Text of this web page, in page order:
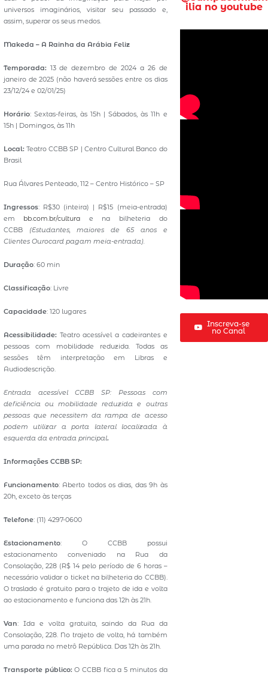
universos imaginários, visitar seu passado e,
assim, superar os seus medos.
Makeda – A Rainha da Arábia Feliz
Temporada: 13 de dezembro de 2024 a 26 de
janeiro de 2025 (não haverá sessões entre os dias
23/12/24 e 02/01/25)
Horário: Sextas-feiras, às 15h | Sábados, às 11h e
15h | Domingos, às 11h
Local:Teatro CCBB SP | Centro Cultural Banco do
Brasil
Rua Álvares Penteado, 112 – Centro Histórico – SP
Ingressos: R$30 (inteira) | R$15 (meia-entrada)
em bb.com.br/cultura e na bilheteria do
CCBB (Estudantes, maiores de 65 anos e
Clientes Ourocard pagam meia-entrada).
Duração: 60 min
Classificação: Livre
Capacidade: 120 lugares
Acessibilidade: Teatro acessível a cadeirantes e
pessoas com mobilidade reduzida. Todas as
sessões têm interpretação em Libras e
Audiodescrição.
Entrada acessível CCBB SP: Pessoas com
deficiência ou mobilidade reduzida e outras
pessoas que necessitem da rampa de acesso
podem utilizar a porta lateral localizada à
esquerda da entrada principal.
Informações CCBB SP:
Funcionamento: Aberto todos os dias, das 9h às
20h, exceto às terças
Telefone: (11) 4297-0600
Estacionamento: O CCBB possui
estacionamento conveniado na Rua da
Consolação, 228 (R$ 14 pelo período de 6 horas –
necessário validar o ticket na bilheteria do CCBB).
O traslado é gratuito para o trajeto de ida e volta
ao estacionamento e funciona das 12h às 21h.
Van: Ida e volta gratuita, saindo da Rua da
Consolação, 228. No trajeto de volta, há também
uma parada no metrô República. Das 12h às 21h.
Transporte público: O CCBB fica a 5 minutos da
ilia no youtube
Inscreva-se
no Canal